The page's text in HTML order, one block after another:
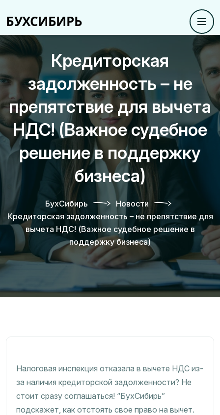
Кредиторская
задолженность – не
препятствие для вычета
НДС! (Важное судебное
решение в поддержку
бизнеса)
БухСибирь
Новости
Кредиторская задолженность – не препятствие для
вычета НДС! (Важное судебное решение в
поддержку бизнеса)
Налоговая инспекция отказала в вычете НДС из-
за наличия кредиторской задолженности? Не
стоит сразу соглашаться! “БухСибирь”
подскажет, как отстоять свое право на вычет.